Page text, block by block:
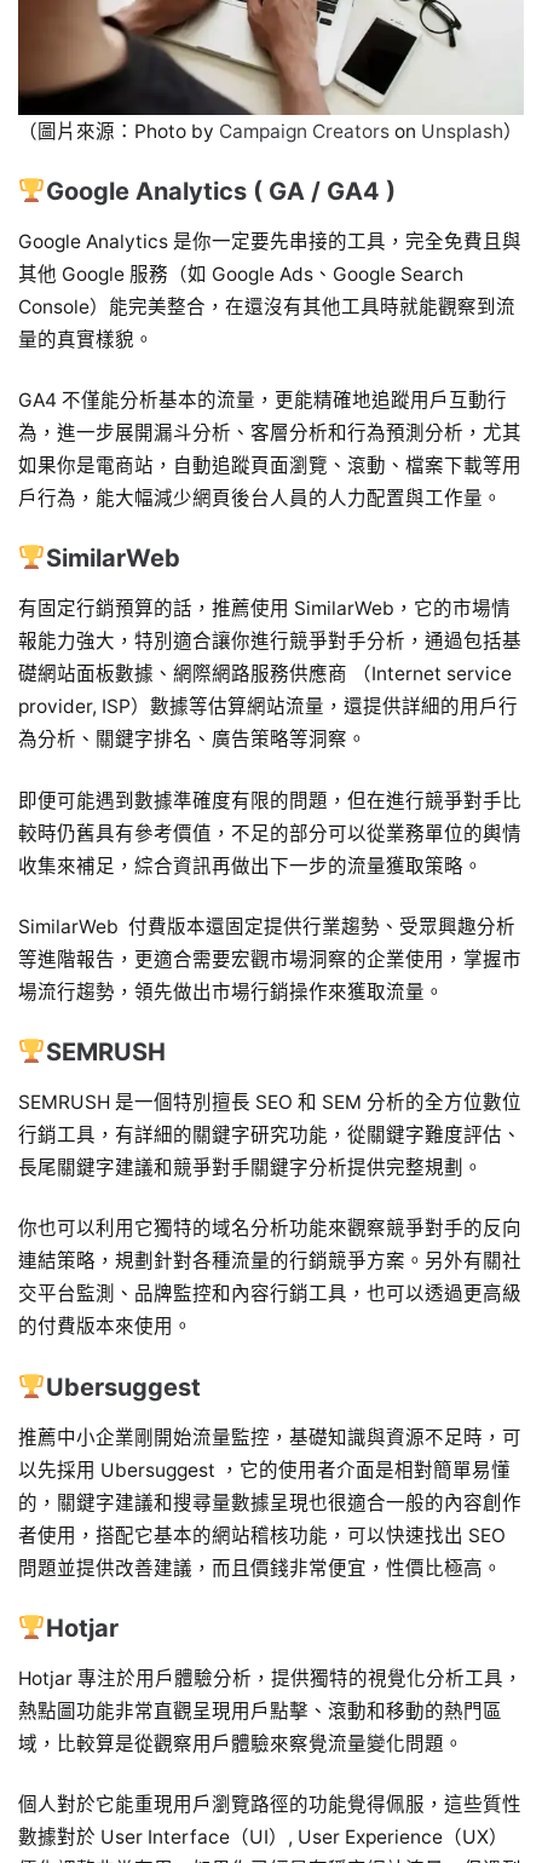
（圖片來源：Photo by Campaign Creators on Unsplash）
Google Analytics ( GA / GA4 )
Google Analytics 是你一定要先串接的工具，完全免費且與
其他 Google 服務（如 Google Ads、Google Search
Console）能完美整合，在還沒有其他工具時就能觀察到流
量的真實樣貌。
GA4 不僅能分析基本的流量，更能精確地追蹤用戶互動行
為，進一步展開漏斗分析、客層分析和行為預測分析，尤其
如果你是電商站，自動追蹤頁面瀏覽、滾動、檔案下載等用
戶行為，能大幅減少網頁後台人員的人力配置與工作量。
SimilarWeb
有固定行銷預算的話，推薦使用 SimilarWeb，它的市場情
報能力強大，特別適合讓你進行競爭對手分析，通過包括基
礎網站面板數據、網際網路服務供應商 （Internet service
provider, ISP）數據等估算網站流量，還提供詳細的用戶行
為分析、關鍵字排名、廣告策略等洞察。
即便可能遇到數據準確度有限的問題，但在進行競爭對手比
較時仍舊具有參考價值，不足的部分可以從業務單位的輿情
收集來補足，綜合資訊再做出下一步的流量獲取策略。
SimilarWeb 付費版本還固定提供行業趨勢、受眾興趣分析
等進階報告，更適合需要宏觀市場洞察的企業使用，掌握市
場流行趨勢，領先做出市場行銷操作來獲取流量。
SEMRUSH
SEMRUSH 是一個特別擅長 SEO 和 SEM 分析的全方位數位
行銷工具，有詳細的關鍵字研究功能，從關鍵字難度評估、
長尾關鍵字建議和競爭對手關鍵字分析提供完整規劃。
你也可以利用它獨特的域名分析功能來觀察競爭對手的反向
連結策略，規劃針對各種流量的行銷競爭方案。另外有關社
交平台監測、品牌監控和內容行銷工具，也可以透過更高級
的付費版本來使用。
Ubersuggest
推薦中小企業剛開始流量監控，基礎知識與資源不足時，可
以先採用 Ubersuggest ，它的使用者介面是相對簡單易懂
的，關鍵字建議和搜尋量數據呈現也很適合一般的內容創作
者使用，搭配它基本的網站稽核功能，可以快速找出 SEO
問題並提供改善建議，而且價錢非常便宜，性價比極高。
Hotjar
Hotjar 專注於用戶體驗分析，提供獨特的視覺化分析工具，
熱點圖功能非常直觀呈現用戶點擊、滾動和移動的熱門區
域，比較算是從觀察用戶體驗來察覺流量變化問題。
個人對於它能重現用戶瀏覽路徑的功能覺得佩服，這些質性
數據對於 User Interface（UI）, User Experience（UX）